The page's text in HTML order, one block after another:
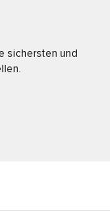
sichersten und